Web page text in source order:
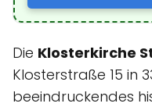
Die Klosterkirche
Klosterstraße 15 in
beeindruckendes